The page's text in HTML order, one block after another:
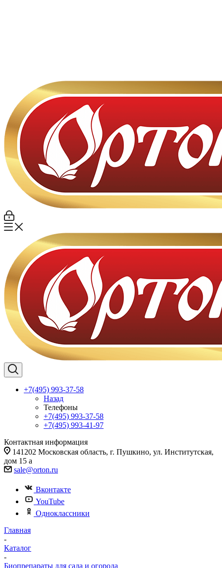
+7(495) 993-37-58
Назад
Телефоны
+7(495) 993-37-58
+7(495) 993-41-97
Контактная информация
141202 Московская область, г. Пушкино, ул. Институтская,
дом 15 а
sale@orton.ru
Вконтакте
YouTube
Одноклассники
Главная
-
Каталог
-
Биопрепараты для сада и огорода